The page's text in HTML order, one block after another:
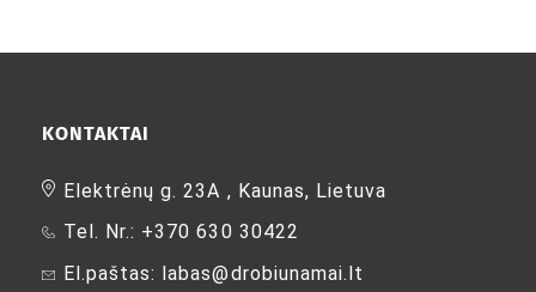
has
The
be
chosen
the
has
KONTAKTAI
Elektrėnų g. 23A , Kaunas, Lietuva
Tel. Nr.: +370 630 30422
El.paštas: labas@drobiunamai.lt